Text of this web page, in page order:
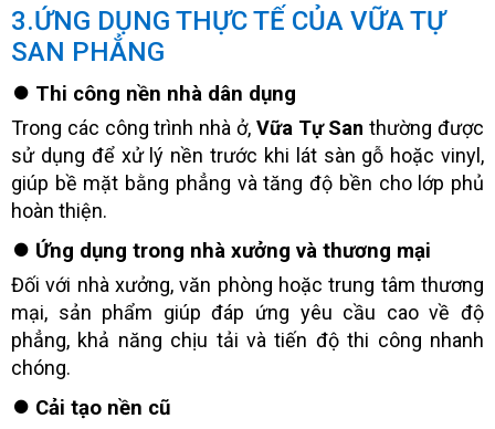
3.ỨNG DỤNG THỰC TẾ CỦA VỮA TỰ
SAN PHẲNG
⏺️ Thi công nền nhà dân dụng
Trong các công trình nhà ở, Vữa Tự San thường được
sử dụng để xử lý nền trước khi lát sàn gỗ hoặc vinyl,
giúp bề mặt bằng phẳng và tăng độ bền cho lớp phủ
hoàn thiện.
⏺️ Ứng dụng trong nhà xưởng và thương mại
Đối với nhà xưởng, văn phòng hoặc trung tâm thương
mại, sản phẩm giúp đáp ứng yêu cầu cao về độ
phẳng, khả năng chịu tải và tiến độ thi công nhanh
chóng.
⏺️ Cải tạo nền cũ